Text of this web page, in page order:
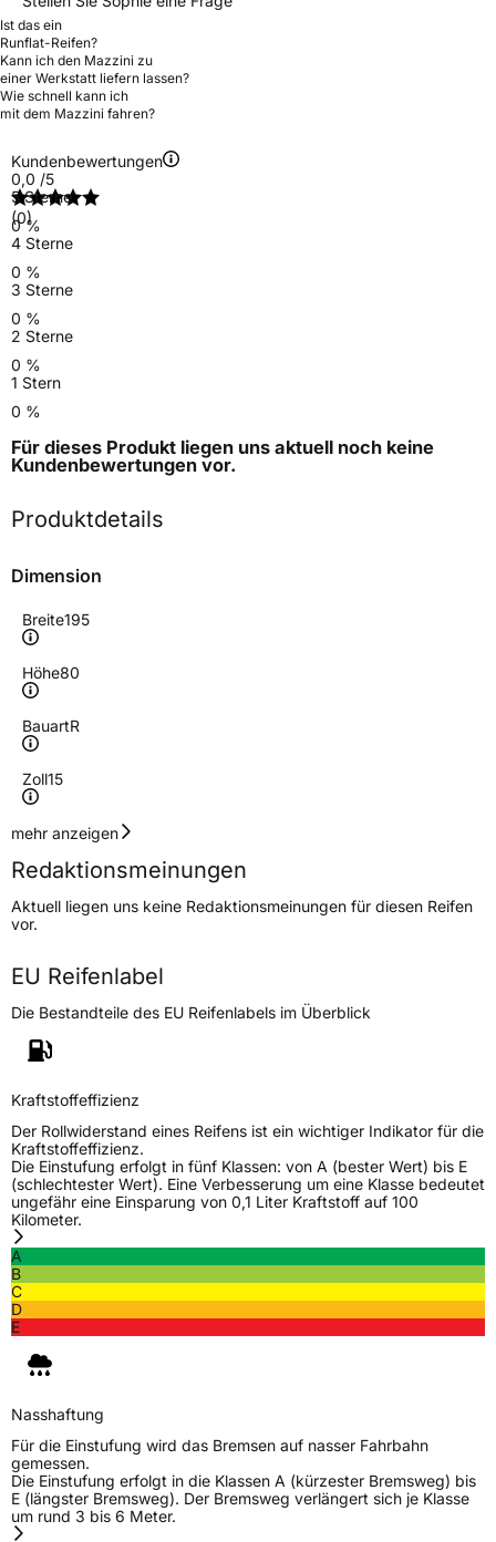
Ist das ein
Runflat-Reifen?
Kann ich den Mazzini zu
einer Werkstatt liefern lassen?
Wie schnell kann ich
mit dem Mazzini fahren?
Kundenbewertungen
0,0 /5
(0)
5 Sterne
0 %
4 Sterne
0 %
3 Sterne
0 %
2 Sterne
0 %
1 Stern
0 %
Für dieses Produkt liegen uns aktuell noch keine
Kundenbewertungen vor.
Produktdetails
Dimension
Breite195
Höhe80
BauartR
Zoll15
Geschwindigkeitsindex
Höchstgeschwindigkeit
160 km/h
Lastindex106/104
Höchstlast950/900 kg
Generelle Merkmale
Fahrzeugtyp
ModellnameEffivan
FahrzeugartTransporter
Weitere Eigenschaften
EU Label
EffizienzC
mehr anzeigen
Redaktionsmeinungen
Aktuell liegen uns keine Redaktionsmeinungen für diesen Reifen
vor.
EU Reifenlabel
Die Bestandteile des EU Reifenlabels im Überblick
Kraftstoffeffizienz
Der Rollwiderstand eines Reifens ist ein wichtiger Indikator für die
Kraftstoffeffizienz.
Die Einstufung erfolgt in fünf Klassen: von A (bester Wert) bis E
(schlechtester Wert). Eine Verbesserung um eine Klasse bedeutet
ungefähr eine Einsparung von 0,1 Liter Kraftstoff auf 100
Kilometer.
A
B
C
D
E
Nasshaftung
Für die Einstufung wird das Bremsen auf nasser Fahrbahn
gemessen.
Die Einstufung erfolgt in die Klassen A (kürzester Bremsweg) bis
E (längster Bremsweg). Der Bremsweg verlängert sich je Klasse
um rund 3 bis 6 Meter.